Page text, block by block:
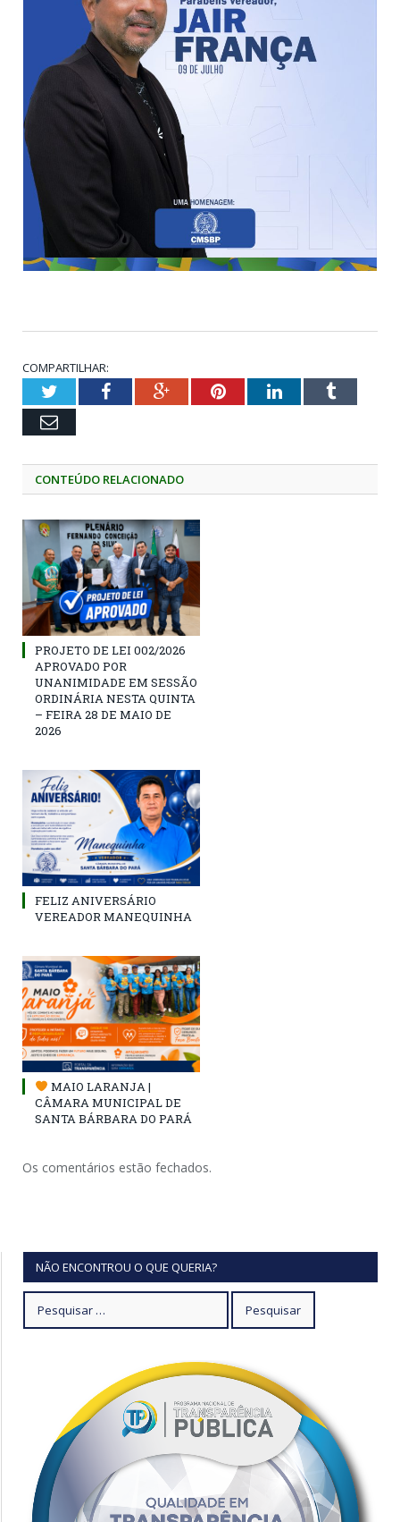
COMPARTILHAR:
TwitterFacebookGoogle+PinterestLinkedInTumblr
Email
CONTEÚDO RELACIONADO
PROJETO DE LEI 002/2026
APROVADO POR
UNANIMIDADE EM SESSÃO
ORDINÁRIA NESTA QUINTA
– FEIRA 28 DE MAIO DE
2026
FELIZ ANIVERSÁRIO
VEREADOR MANEQUINHA
MAIO LARANJA |
CÂMARA MUNICIPAL DE
SANTA BÁRBARA DO PARÁ
Os comentários estão fechados.
NÃO ENCONTROU O QUE QUERIA?